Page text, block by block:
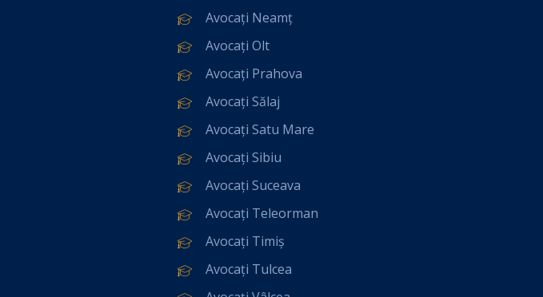
Avocați Neamț
Avocați Olt
Avocați Prahova
Avocați Sălaj
Avocați Satu Mare
Avocați Sibiu
Avocați Suceava
Avocați Teleorman
Avocați Timiș
Avocați Tulcea